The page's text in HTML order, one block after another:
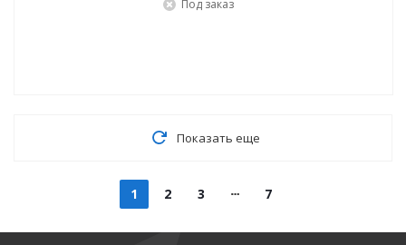
Под заказ
Показать еще
1 2 3 7